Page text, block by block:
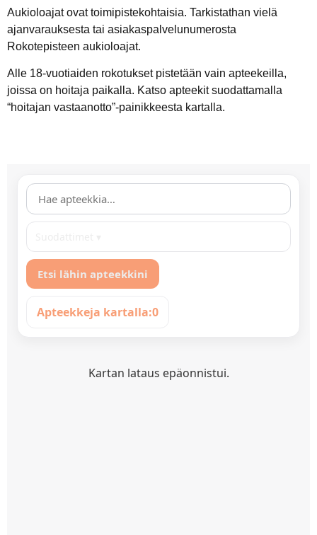
Aukioloajat ovat toimipistekohtaisia. Tarkistathan vielä
ajanvarauksesta tai asiakaspalvelunumerosta
Rokotepisteen aukioloajat.
Alle 18-vuotiaiden rokotukset pistetään vain apteekeilla,
joissa on hoitaja paikalla. Katso apteekit suodattamalla
“hoitajan vastaanotto”-painikkeesta kartalla.
Etsi lähin apteekkini
Apteekkeja kartalla:0
Kartan lataus epäonnistui.